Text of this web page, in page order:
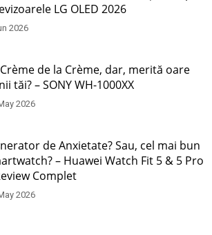
LG OLED 2026
2026
de la Crème, dar, merită oare
tăi? – SONY WH-1000XX
2026
de Anxietate? Sau, cel mai bun
– Huawei Watch Fit 5 & 5 Pro
Complet
2026